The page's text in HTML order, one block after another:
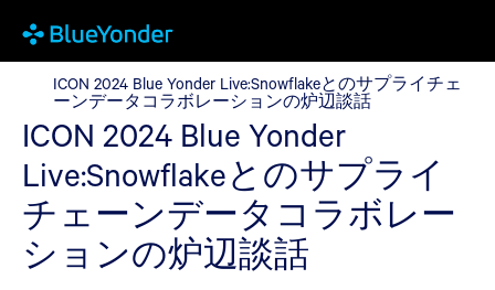
ICON 2024 Blue Yonder Live:Snowflakeとのサプライチェ
ICON 2024 Blue Yonder Live:Snowflakeとのサプライチェ
ーンデータコラボレーションの炉辺談話
ICON 2024 Blue Yonder
Live:Snowflakeとのサプライ
チェーンデータコラボレー
ションの炉辺談話